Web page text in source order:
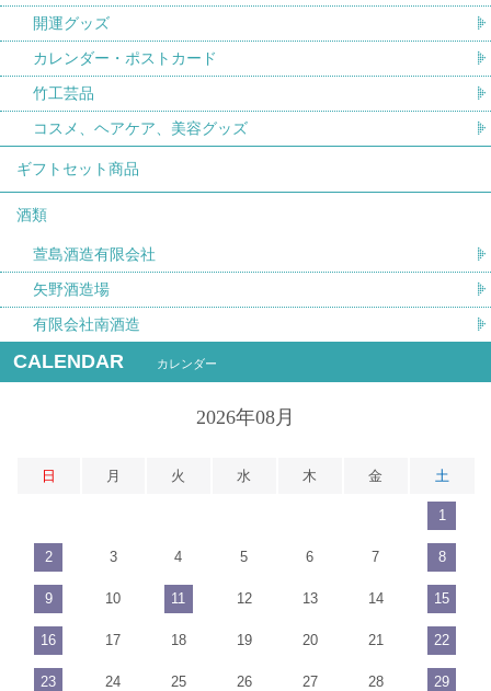
開運グッズ
カレンダー・ポストカード
竹工芸品
コスメ、ヘアケア、美容グッズ
ギフトセット商品
酒類
萱島酒造有限会社
矢野酒造場
有限会社南酒造
CALENDAR カレンダー
2026年08月
日 月 火 水 木 金 土
1
2 3 4 5 6 7 8
9 10 11 12 13 14 15
16 17 18 19 20 21 22
23 24 25 26 27 28 29